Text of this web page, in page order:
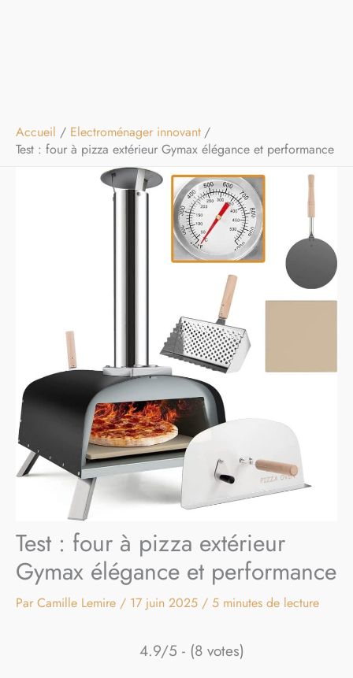
Accueil
Electroménager innovant
Test : four à pizza extérieur Gymax élégance et performance
Test : four à pizza extérieur
Gymax élégance et performance
Par Camille Lemire / 17 juin 2025 / 5 minutes de lecture
4.9/5 - (8 votes)